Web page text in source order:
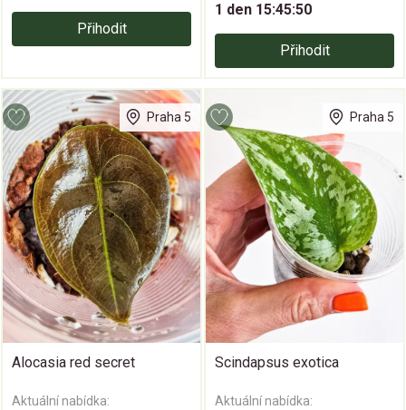
Přihodit
1 den 15:45:50
Přihodit
Praha 5
Alocasia red secret
Aktuální nabídka:
Praha 5
Scindapsus exotica
Aktuální nabídka: